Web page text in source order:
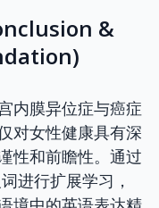
&
内膜异位症与癌症
对女性健康具有深
性和前瞻性。通过
进行扩展学习，